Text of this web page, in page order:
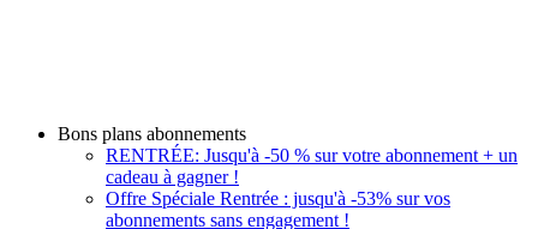
Bons plans abonnements
RENTRÉE: Jusqu'à -50 % sur votre abonnement + un
cadeau à gagner !
Offre Spéciale Rentrée : jusqu'à -53% sur vos
abonnements sans engagement !